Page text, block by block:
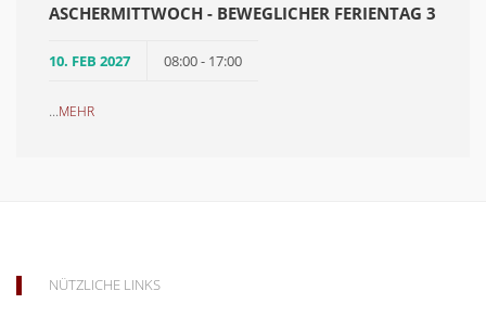
ASCHERMITTWOCH - BEWEGLICHER FERIENTAG 3
10. FEB 2027 08:00 - 17:00
...MEHR
NÜTZLICHE LINKS